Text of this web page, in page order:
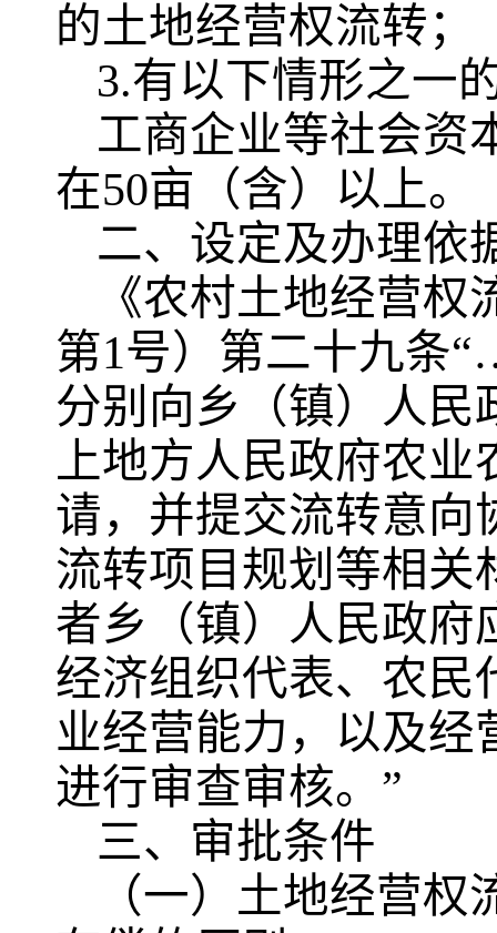
的土地经营权流转；
3.有以下情形之一
工商企业等社会资
在50亩（含）以上。
二、设定及办理依
《农村土地经营
第1号）第二十九条
分别向乡（镇）人民
上地方人民政府农业
请，并提交流转意向
流转项目规划等相
者乡（镇）人民政府
经济组织代表、农民
业经营能力，以及经
进行审查审核。”
三、审批条件
（一）土地经营